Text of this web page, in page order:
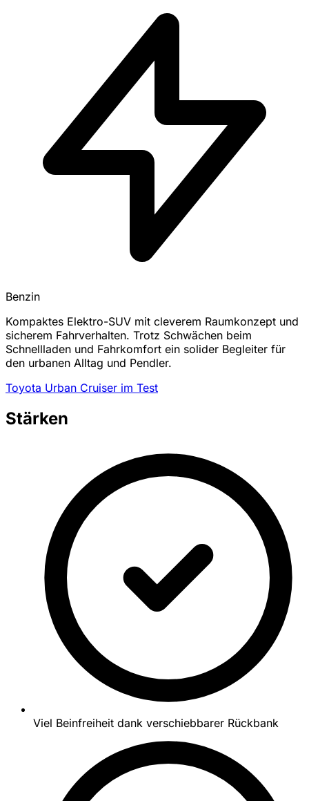
Benzin
Kompaktes Elektro-SUV mit cleverem Raumkonzept und
sicherem Fahrverhalten. Trotz Schwächen beim
Schnellladen und Fahrkomfort ein solider Begleiter für
den urbanen Alltag und Pendler.
Toyota Urban Cruiser im Test
Stärken
Viel Beinfreiheit dank verschiebbarer Rückbank